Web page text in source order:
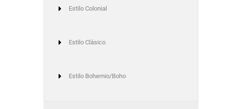
Estilo Colonial
Estilo Clásico
Estilo Bohemio/Boho